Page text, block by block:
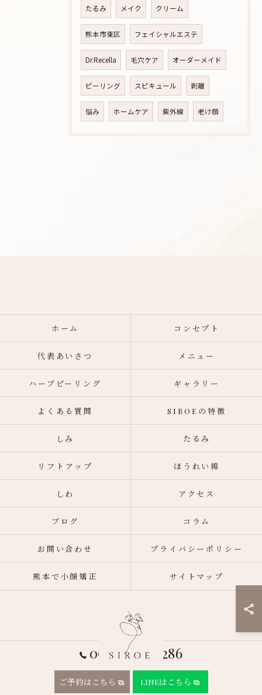
たるみ メイク クリーム
熊本市東区 フェイシャルエステ
Dr.Recella 毛穴ケア オーダーメイド
ピーリング スピキュール 剥離
悩み ホームケア 紫外線 老け顔
090-9582-1286
ご予約はこちら LINEはこちら
ホーム コンセプト
代表あいさつ メニュー
ハーブピーリング ギャラリー
よくある質問 SIROEの特徴
しみ たるみ
リフトアップ ほうれい線
しわ アクセス
ブログ コラム
お問い合わせ プライバシーポリシー
熊本で小顔矯正 サイトマップ
© 2026 熊本市東区のフェイシャルエステならSIROE ALL RIGHTS RESERVED.